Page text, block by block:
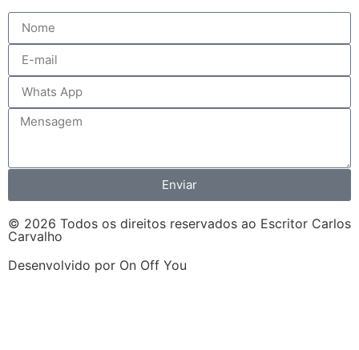
Enviar
© 2026 Todos os direitos reservados ao Escritor Carlos
Carvalho
Desenvolvido por On Off You